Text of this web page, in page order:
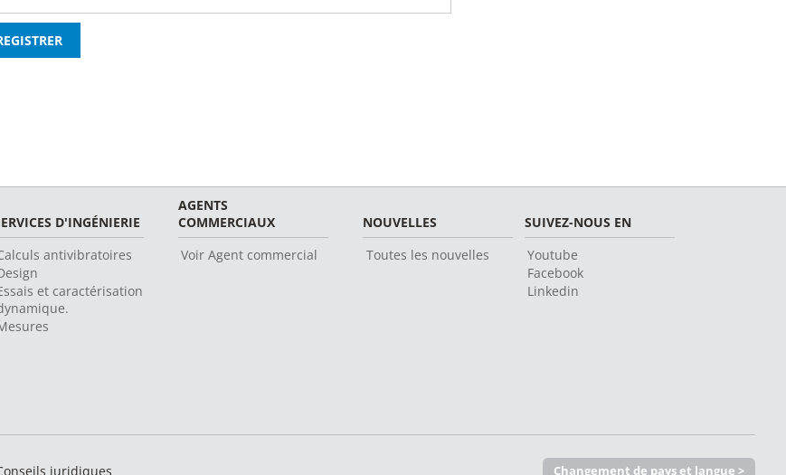
D'INGÉNIERIE
antivibratoires
et caractérisation
AGENTS
COMMERCIAUX
Voir Agent commercial
NOUVELLES
Toutes les nouvelles
SUIVEZ-NOUS EN
Youtube
Facebook
Linkedin
juridiques Changement de pays et langue >